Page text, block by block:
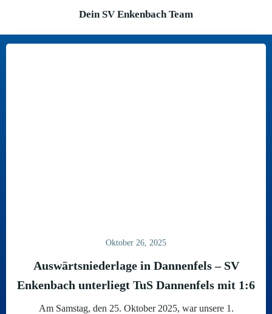
Dein SV Enkenbach Team
Oktober 26, 2025
Auswärtsniederlage in Dannenfels – SV
Enkenbach unterliegt TuS Dannenfels mit 1:6
Am Samstag, den 25. Oktober 2025, war unsere 1.